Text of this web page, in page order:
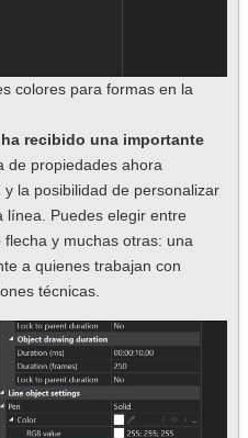
colores para formas en la
recibido una importante
de propiedades ahora
la posibilidad de personalizar
línea. Puedes elegir entre
y muchas otras: una
a quienes trabajan con
técnicas.